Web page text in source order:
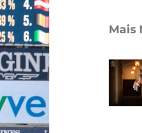
Mais